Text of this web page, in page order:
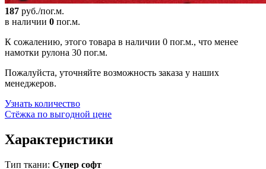
187 руб./пог.м.
в наличии 0 пог.м.
К сожалению, этого товара в наличии 0 пог.м., что менее
намотки рулона 30 пог.м.
Пожалуйста, уточняйте возможность заказа у наших
менеджеров.
Узнать количество
Стёжка по выгодной цене
Характеристики
Тип ткани: Супер софт